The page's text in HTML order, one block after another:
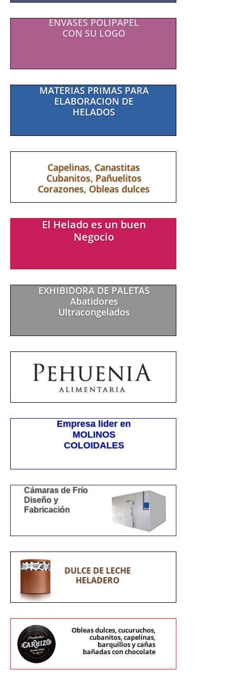
ENVASES POLIPAPEL
CON SU LOGO
MATERIAS PRIMAS PARA
ELABORACION DE
HELADOS
Capelinas, Canastitas
Cubanitos, Pañuelitos
Corazones, Obleas dulces
El Helado es un buen
Negocio
EXHIBIDORA DE PALETAS
Abatidores
Ultracongelados
Empresa lider en
MOLINOS
COLOIDALES
Cámaras de Frío
Diseño y
Fabricación
DULCE DE LECHE
HELADERO
Obleas dulces, cucuruchos,
cubanitos, capelinas,
barquillos y cañas
bañadas con chocolate